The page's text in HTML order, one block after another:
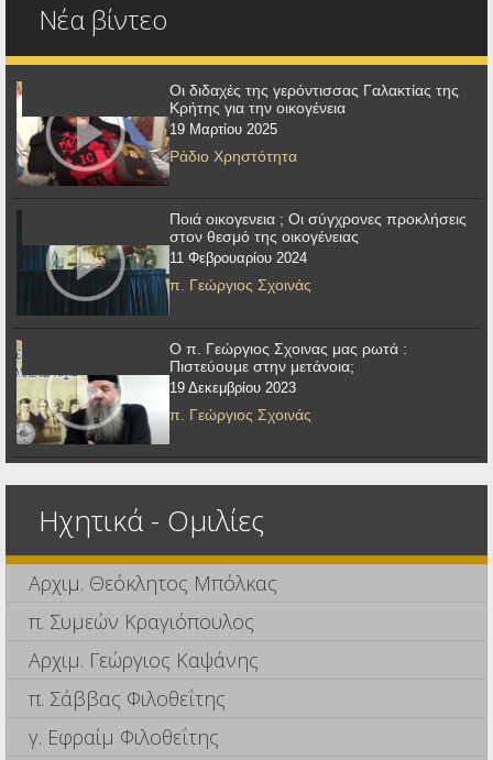
Νέα βίντεο
Οι διδαχές της γερόντισσας Γαλακτίας της
Κρήτης για την οικογένεια
19 Μαρτίου 2025
Ράδιο Χρηστότητα
Ποιά οικογενεια ; Οι σύγχρονες προκλήσεις
στον θεσμό της οικογένειας
11 Φεβρουαρίου 2024
π. Γεώργιος Σχοινάς
Ο π. Γεώργιος Σχοινας μας ρωτά :
Πιστεύουμε στην μετάνοια;
19 Δεκεμβρίου 2023
π. Γεώργιος Σχοινάς
Ηχητικά - Ομιλίες
Αρχιμ. Θεόκλητος Μπόλκας
π. Συμεών Κραγιόπουλος
Αρχιμ. Γεώργιος Καψάνης
π. Σάββας Φιλοθεΐτης
γ. Εφραίμ Φιλοθεΐτης